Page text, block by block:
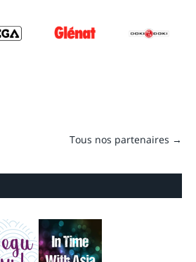
Tous nos partenaires →